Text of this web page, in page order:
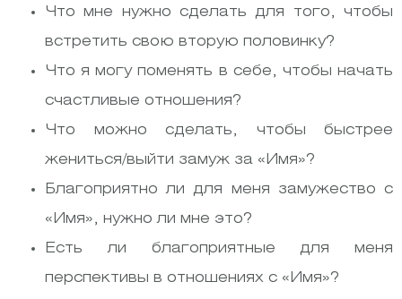
Что мне нужно сделать для того, чтобы
встретить свою вторую половинку?
Что я могу поменять в себе, чтобы начать
счастливые отношения?
Что можно сделать, чтобы быстрее
жениться/выйти замуж за «Имя»?
Благоприятно ли для меня замужество с
«Имя», нужно ли мне это?
Есть ли благоприятные для меня
перспективы в отношениях с «Имя»?